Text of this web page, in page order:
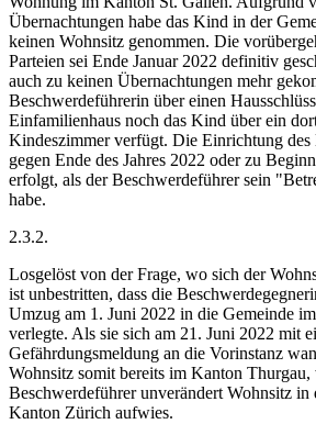
Übernachtungen habe das Kind in der
keinen Wohnsitz genommen. Die
Parteien sei Ende Januar 2022 definitiv
auch zu keinen Übernachtungen mehr
Beschwerdeführerin über einen
Einfamilienhaus noch das Kind über ein
Kindeszimmer verfügt. Die Einrichtung des
gegen Ende des Jahres 2022 oder zu
erfolgt, als der Beschwerdeführer sein
habe.
2.3.2.
Losgelöst von der Frage, wo sich der
ist unbestritten, dass die
Umzug am 1. Juni 2022 in die Gemeinde
verlegte. Als sie sich am 21. Juni 2022 mit
Gefährdungsmeldung an die Vorinstanz
Wohnsitz somit bereits im Kanton Thurgau,
Beschwerdeführer unverändert Wohnsitz in
Kanton Zürich aufwies.